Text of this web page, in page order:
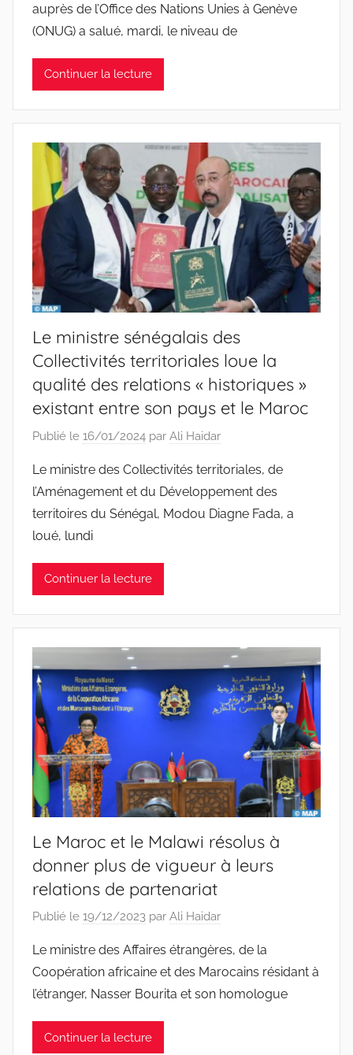
auprès de l’Office des Nations Unies à Genève
(ONUG) a salué, mardi, le niveau de
Continuer la lecture
Le ministre sénégalais des
Collectivités territoriales loue la
qualité des relations « historiques »
existant entre son pays et le Maroc
Publié le 16/01/2024 par Ali Haidar
Le ministre des Collectivités territoriales, de
l’Aménagement et du Développement des
territoires du Sénégal, Modou Diagne Fada, a
loué, lundi
Continuer la lecture
Le Maroc et le Malawi résolus à
donner plus de vigueur à leurs
relations de partenariat
Publié le 19/12/2023 par Ali Haidar
Le ministre des Affaires étrangères, de la
Coopération africaine et des Marocains résidant à
l’étranger, Nasser Bourita et son homologue
Continuer la lecture